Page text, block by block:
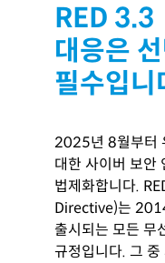
RED 3.3
대응은
필수입니
2025년 8월부터
대한 사이버 보안
법제화합니다.
Directive)는
출시되는 모든 무
규정입니다. 그